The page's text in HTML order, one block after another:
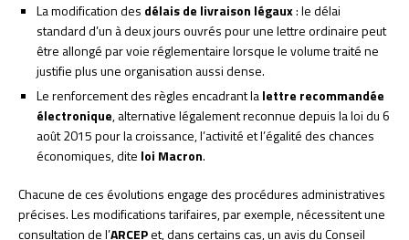
La modification des délais de livraison légaux: le délai
standard d’un à deux jours ouvrés pour une lettre ordinaire peut
être allongé par voie réglementaire lorsque le volume traité ne
justifie plus une organisation aussi dense.
Le renforcement des règles encadrant lalettre recommandée
électronique, alternative légalement reconnue depuis la loi du 6
août 2015 pour la croissance, l’activité et l’égalité des chances
économiques, dite loi Macron.
Chacune de ces évolutions engage des procédures administratives
précises. Les modifications tarifaires, par exemple, nécessitent une
consultation de l’ARCEPet, dans certains cas, un avis du Conseil